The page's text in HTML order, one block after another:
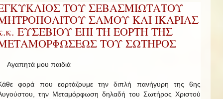
ΤΟΥ ΣΕΒΑΣΜΙΩΤΑΤΟΥ
ΣΑΜΟΥ ΚΑΙ ΙΚΑΡΙΑΣ
ΕΥΣΕΒΙΟΥ ΕΠΙ ΤΗ ΕΟΡΤΗ ΤΗΣ
ΤΟΥ ΣΩΤΗΡΟΣ
Αγαπητά μου παιδιά
φορά που εορτάζουμε την διπλή πανήγυρη της 6ης
την Μεταμόρφωση δηλαδή του Σωτήρος Χριστού